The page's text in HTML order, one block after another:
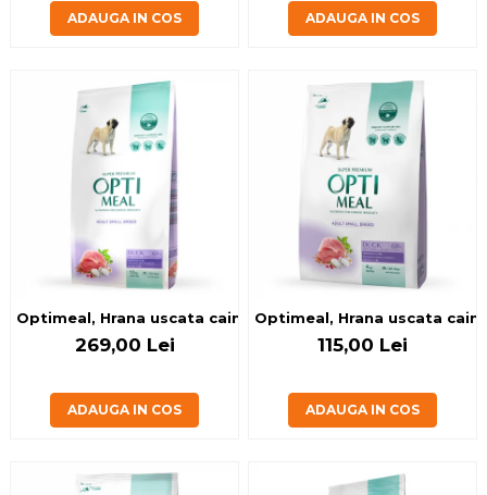
ADAUGA IN COS ADAUGA IN COS
Optimeal, Hrana uscata caini de talie mica, Rata, 12kg
269,00 Lei
ADAUGA IN COS
Optimeal, Hrana uscata
115,00 Lei
ADAUGA IN COS